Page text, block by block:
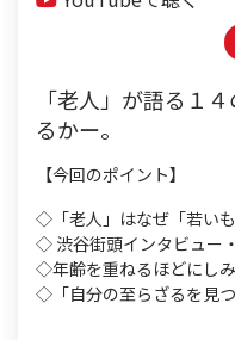
「老人」が語る１
るかー。
【今回のポイント】
◇「老人」はなぜ「若い
◇ 渋谷街頭インタビュー
◇年齢を重ねるほどにし
◇「自分の至らざるを見